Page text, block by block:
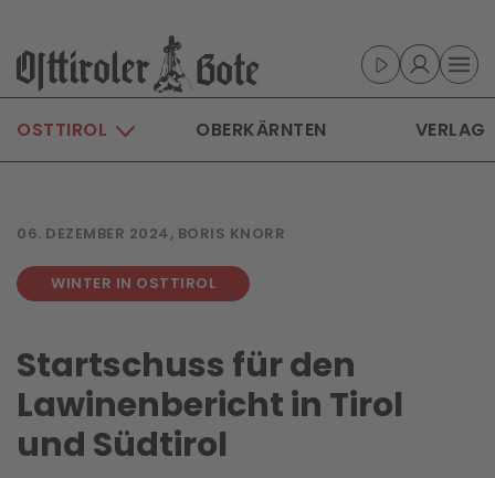
Skip to main content
OSTTIROL OBERKÄRNTEN VERLAG
06. DEZEMBER 2024, BORIS KNORR
WINTER IN OSTTIROL
Startschuss für den
Lawinenbericht in Tirol
und Südtirol